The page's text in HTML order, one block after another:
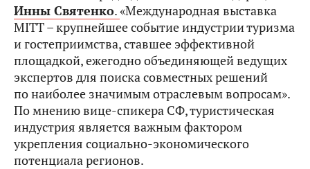
Инны Святенко.«Международная выставка
MITT – крупнейшее событие индустрии туризма
и гостеприимства, ставшее эффективной
площадкой, ежегодно объединяющей ведущих
экспертов для поиска совместных решений
по наиболее значимым отраслевым вопросам».
По мнению вице-спикера СФ, туристическая
индустрия является важным фактором
укрепления социально-экономического
потенциала регионов.